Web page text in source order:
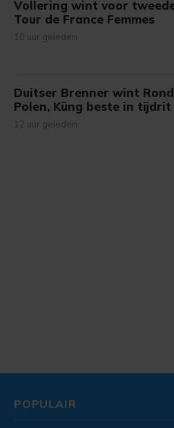
Vollering wint voor
Tour de France Femmes
10 uur geleden
Duitser Brenner wint
Polen, Küng beste in tijdrit
12 uur geleden
POPULAIR